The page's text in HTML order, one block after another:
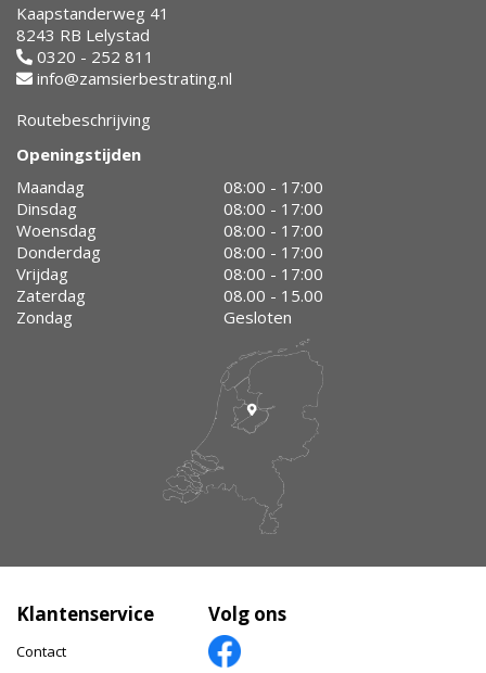
Kaapstanderweg 41
8243 RB Lelystad
0320 - 252 811
info@zamsierbestrating.nl
Routebeschrijving
Openingstijden
Maandag
08:00 - 17:00
Dinsdag
08:00 - 17:00
Woensdag
08:00 - 17:00
Donderdag
08:00 - 17:00
Vrijdag
08:00 - 17:00
Zaterdag
08.00 - 15.00
Zondag
Gesloten
Klantenservice
Contact
Volg ons